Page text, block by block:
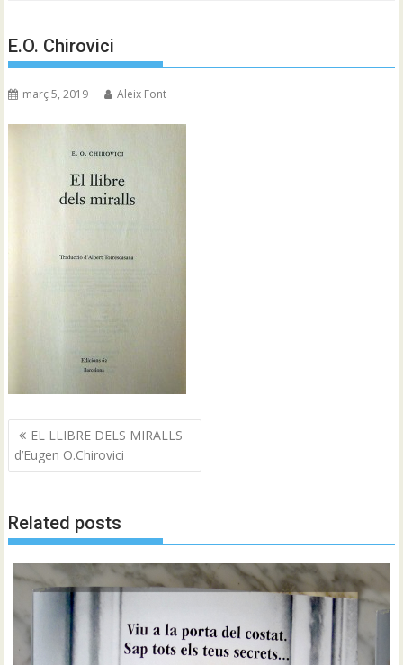
E.O. Chirovici
març 5, 2019 Aleix Font
Navegació
d'entrades
EL LLIBRE DELS MIRALLS
d’Eugen O.Chirovici
Related posts